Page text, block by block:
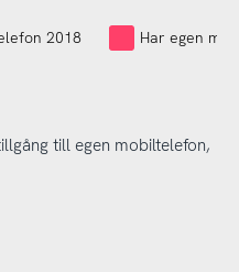
2018 Har egen
till egen mobiltelefon,